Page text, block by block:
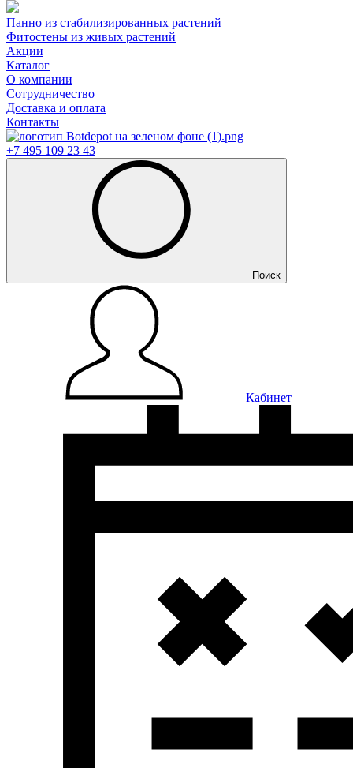
Панно из стабилизированных растений
Фитостены из живых растений
Акции
Каталог
О компании
Сотрудничество
Доставка и оплата
Контакты
+7 495 109 23 43
Поиск
Кабинет